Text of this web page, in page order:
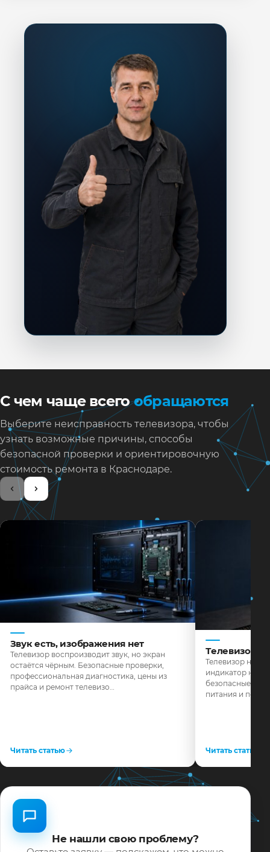
С чем чаще всегообращаются
Выберите неисправность телевизора, чтобы
узнать возможные причины, способы
безопасной проверки и ориентировочную
стоимость ремонта в Краснодаре.
Звук есть, изображения нет
Телевизор воспроизводит звук, но экран
остаётся чёрным. Безопасные проверки,
профессиональная диагностика, цены из
прайса и ремонт телевизо…
Читать статью
Телевизор
Телевизор не
индикатор не
безопасные
питания и
Читать статью
Не нашли свою проблему?